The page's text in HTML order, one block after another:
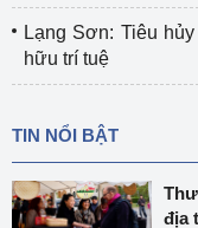
Lạng Sơn: Tiêu
hữu trí tuệ
TIN NỔI BẬT
địa